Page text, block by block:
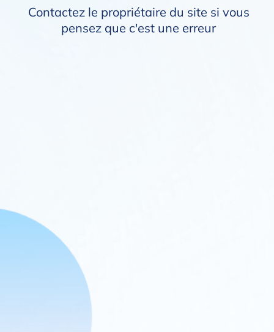
Contactez le propriétaire du site si vous
pensez que c'est une erreur